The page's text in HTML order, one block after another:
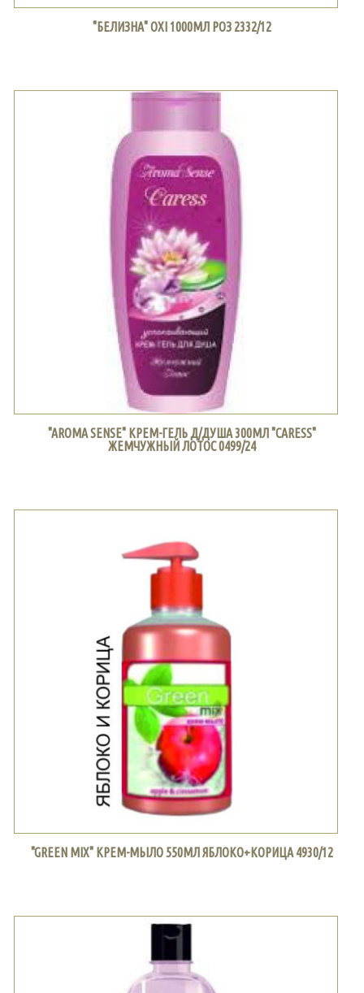
"БЕЛИЗНА" OXI 1000МЛ РОЗ 2332/12
"AROMA SENSE" КРЕМ-ГЕЛЬ Д/ДУША 300МЛ "CARESS"
ЖЕМЧУЖНЫЙ ЛОТОС 0499/24
"GREEN MIX" КРЕМ-МЫЛО 550МЛ ЯБЛОКО+КОРИЦА 4930/12